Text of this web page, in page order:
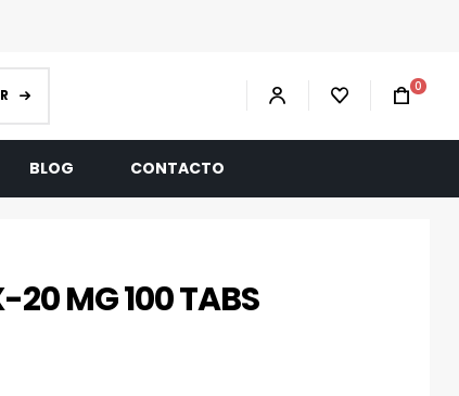
0
BLOG CONTACTO
20 MG 100 TABS